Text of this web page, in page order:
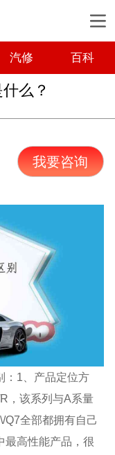
汽修 百科
么？
我要咨询
：1、产品定位方
，该系列与A系量
Q7全部都拥有自己
最高性能产品，很